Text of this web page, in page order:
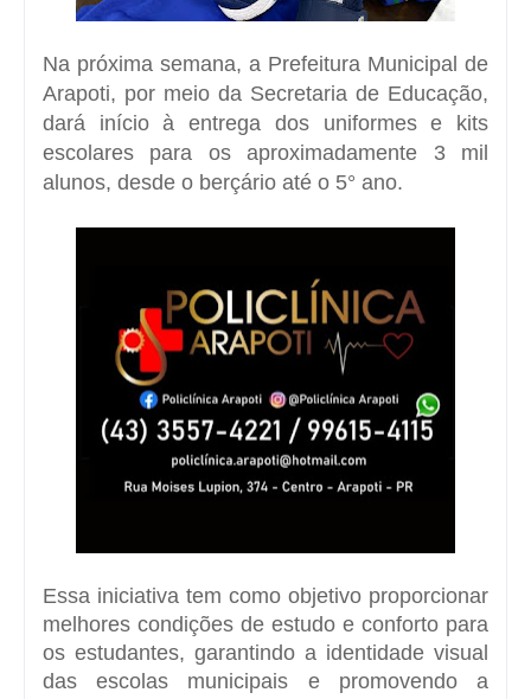
Na próxima semana, a Prefeitura Municipal de
Arapoti, por meio da Secretaria de Educação,
dará início à entrega dos uniformes e kits
escolares para os aproximadamente 3 mil
alunos, desde o berçário até o 5° ano.
Essa iniciativa tem como objetivo proporcionar
melhores condições de estudo e conforto para
os estudantes, garantindo a identidade visual
das escolas municipais e promovendo a